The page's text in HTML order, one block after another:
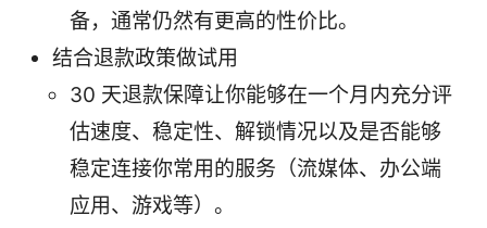
备，通常仍然有更高的性价比。
结合退款政策做试用
30 天退款保障让你能够在一个月内充分评
估速度、稳定性、解锁情况以及是否能够
稳定连接你常用的服务（流媒体、办公端
应用、游戏等）。